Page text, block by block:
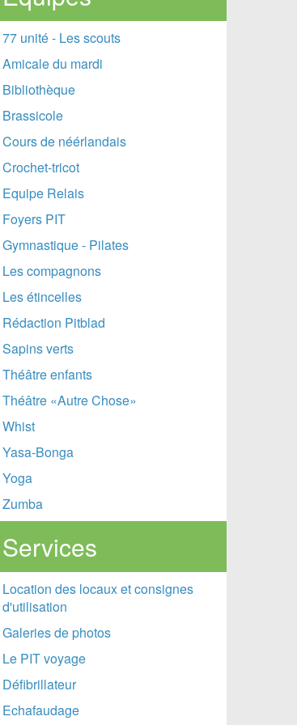
77 unité - Les scouts
Amicale du mardi
Bibliothèque
Brassicole
Cours de néérlandais
Crochet-tricot
Equipe Relais
Foyers PIT
Gymnastique - Pilates
Les compagnons
Les étincelles
Rédaction Pitblad
Sapins verts
Théâtre enfants
Théâtre «Autre Chose»
Whist
Yasa-Bonga
Yoga
Zumba
Services
Location des locaux et consignes
d'utilisation
Galeries de photos
Le PIT voyage
Défibrillateur
Echafaudage